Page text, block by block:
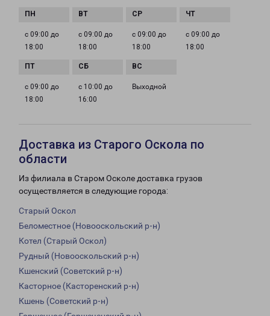
с 09:00 до
18:00
с 09:00 до
18:00
с 09:00 до
18:00
с 09:00 до
18:00
с 09:00 до
18:00
с 10:00 до
16:00
Выходной
Доставка из Старого Оскола по
области
Из филиала в Старом Осколе доставка грузов
осуществляется в следующие города:
Старый Оскол
Беломестное (Новооскольский р-н)
Котел (Старый Оскол)
Рудный (Новооскольский р-н)
Кшенский (Советский р-н)
Касторное (Касторенский р-н)
Кшень (Советский р-н)